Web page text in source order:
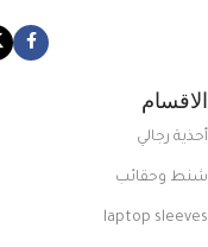
الاقسام
أحذية رجالي
شنط وحقائب
laptop sleeves